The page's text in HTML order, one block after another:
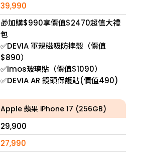
39,990
🎁加購$990享價值$2470超值大禮
包
✅DEVIA 軍規磁吸防摔殼（價值
$890）
✅imos玻璃貼（價值$1090）
✅DEVIA AR 鏡頭保護貼(價值490)
Apple 蘋果 iPhone 17 (256GB)
29,900
27,990